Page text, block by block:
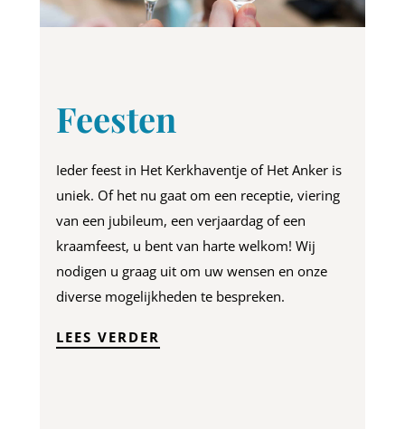
Feesten
Ieder feest in Het Kerkhaventje of Het Anker is
uniek. Of het nu gaat om een receptie, viering
van een jubileum, een verjaardag of een
kraamfeest, u bent van harte welkom! Wij
nodigen u graag uit om uw wensen en onze
diverse mogelijkheden te bespreken.
LEES VERDER